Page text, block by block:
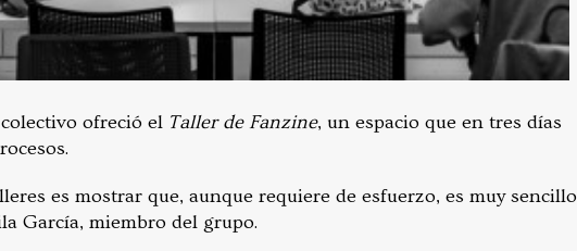
ofreció el Taller de Fanzine, un espacio que en tres días
es mostrar que, aunque requiere de esfuerzo, es muy sencillo
García, miembro del grupo.